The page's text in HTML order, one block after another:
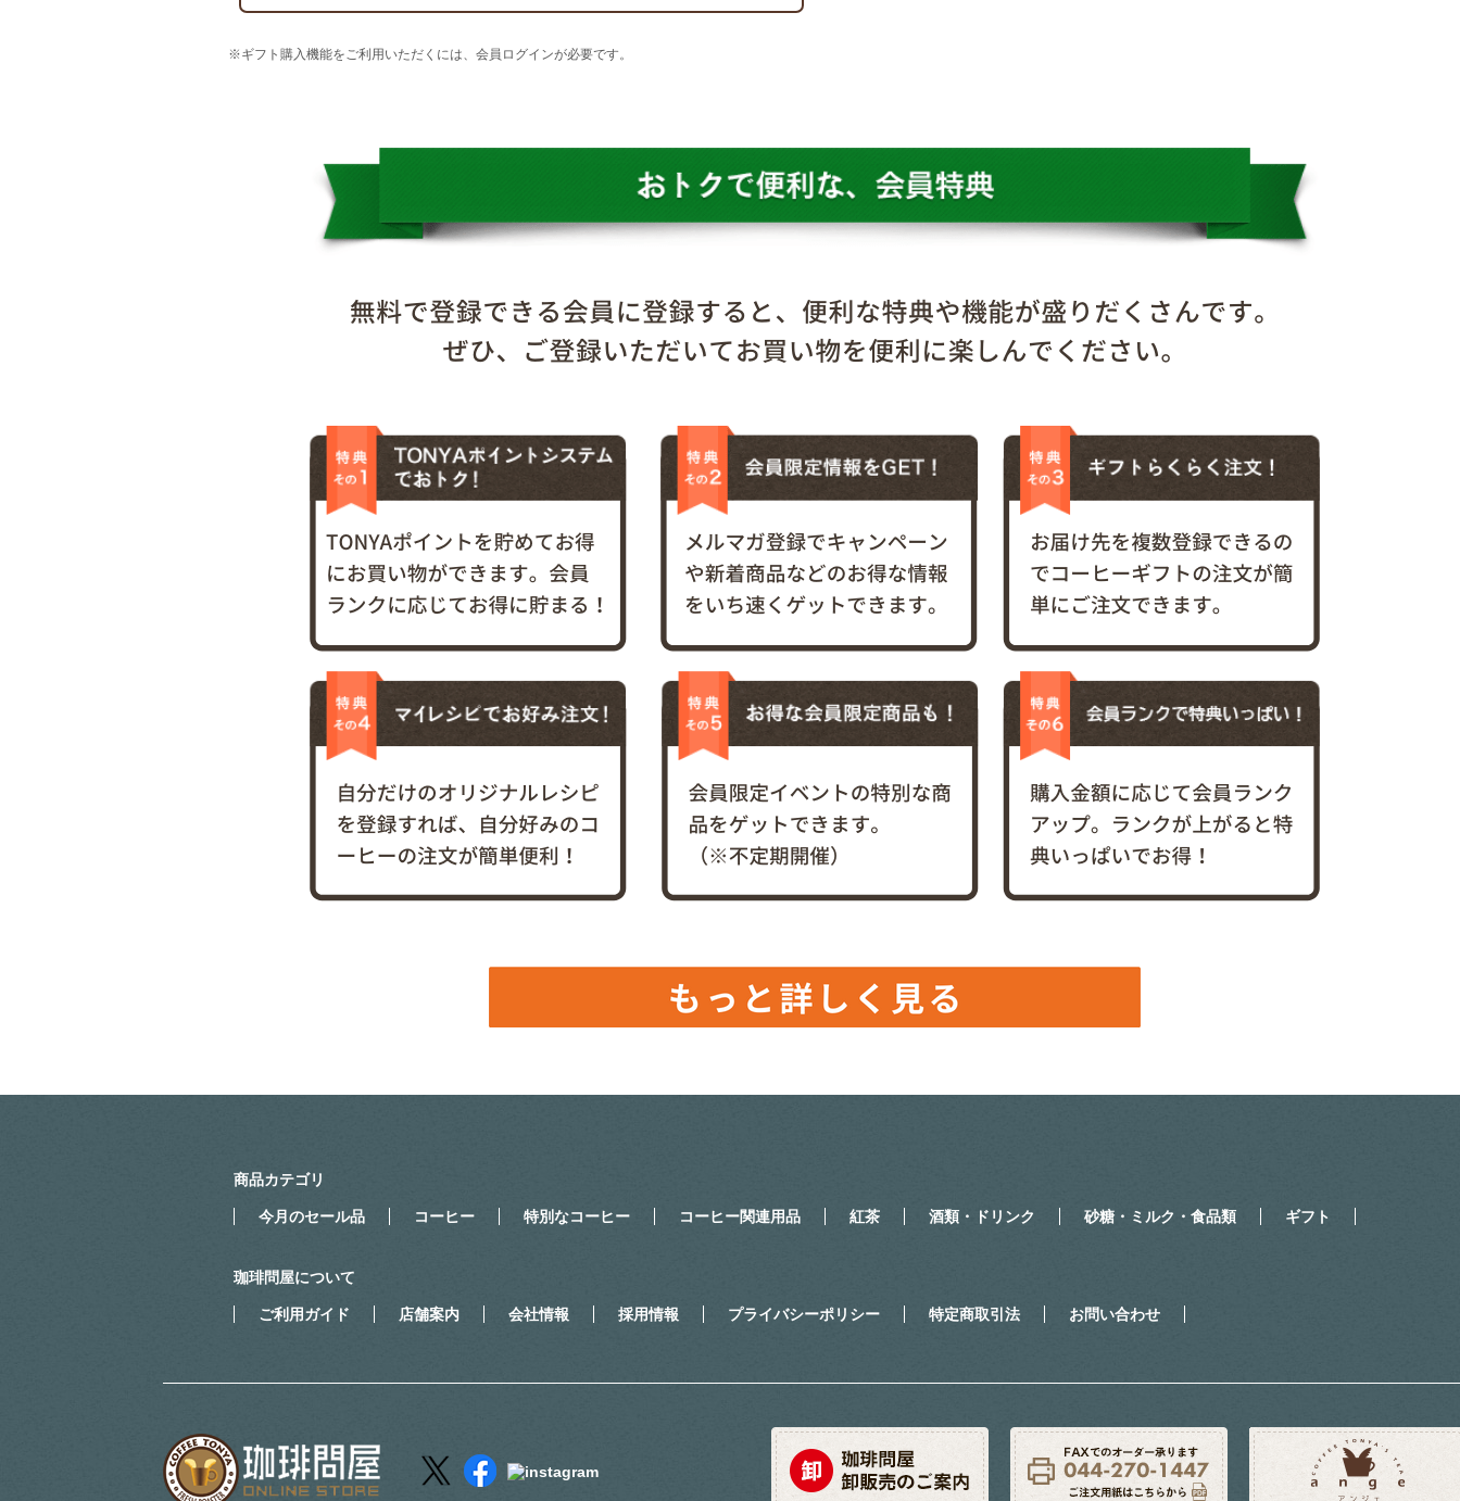
※ギフト購入機能をご利用いただくには、会員ログインが必要です。
商品カテゴリ
今月のセール品 コーヒー 特別なコーヒー コーヒー関連用品 紅茶 酒類・ドリンク 砂糖・ミルク・食品類 ギフト
珈琲問屋について
ご利用ガイド 店舗案内 会社情報 採用情報 プライバシーポリシー 特定商取引法 お問い合わせ